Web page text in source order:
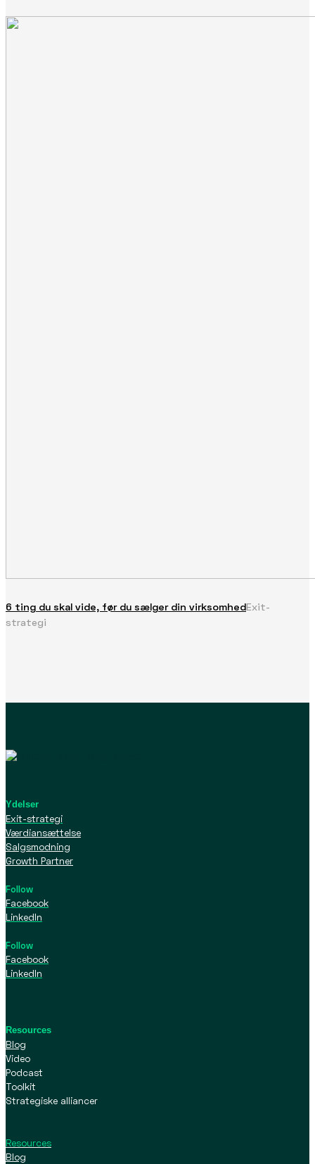
6 ting du skal vide, før du sælger din virksomhedExit-
strategi
Ydelser
Exit-strategi
Værdiansættelse
Salgsmodning
Growth Partner
Follow
Facebook
LinkedIn
Follow
Facebook
LinkedIn
Resources
Blog
Video
Podcast
Toolkit
Strategiske alliancer
Resources
Blog